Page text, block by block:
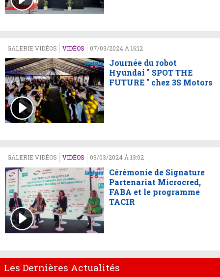
GALERIE VIDÉOS VIDÉOS 07/03/2024 À 16:12
Journée du robot
Hyundai " SPOT THE
FUTURE " chez 3S Motors
GALERIE VIDÉOS VIDÉOS 03/03/2024 À 13:02
Cérémonie de Signature
Partenariat Microcred,
FABA et le programme
TACIR
Les Dernières Actualités